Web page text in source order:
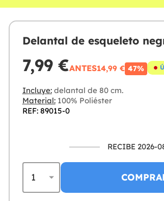
Delantal de esqueleto
7,99 €ANTES14,99 € 47%
Incluye:delantal de 80 cm.
Material:100% Poliéster
REF: 89015-0
RECIBE 2026-